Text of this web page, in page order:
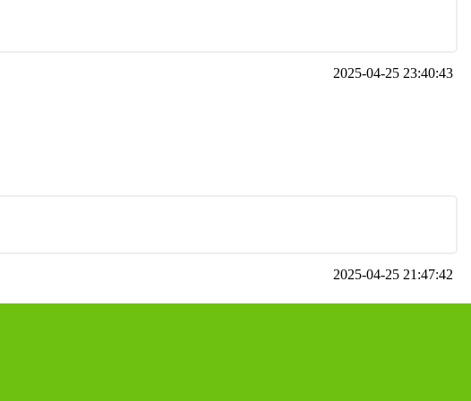
2025-04-25 23:40:43
2025-04-25 21:47:42